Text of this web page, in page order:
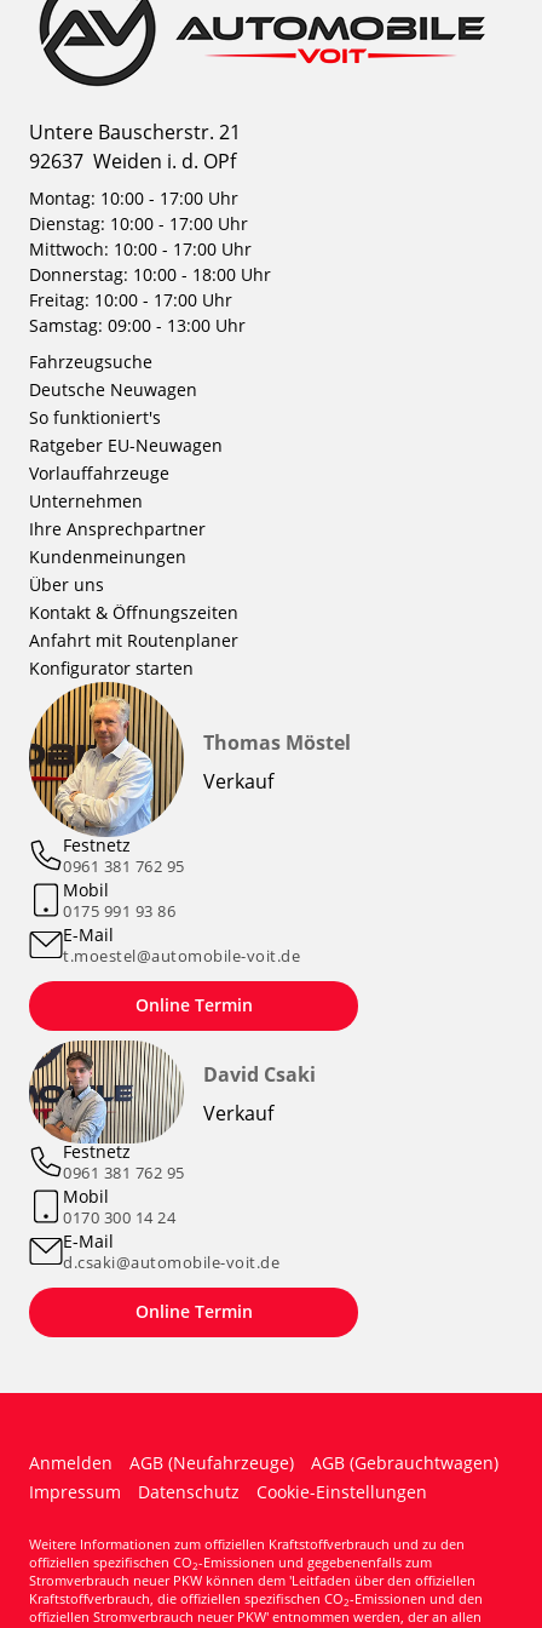
Untere Bauscherstr. 21
92637 Weiden i. d. OPf
Montag: 10:00 - 17:00 Uhr
Dienstag: 10:00 - 17:00 Uhr
Mittwoch: 10:00 - 17:00 Uhr
Donnerstag: 10:00 - 18:00 Uhr
Freitag: 10:00 - 17:00 Uhr
Samstag: 09:00 - 13:00 Uhr
Fahrzeugsuche
Deutsche Neuwagen
So funktioniert's
Ratgeber EU-Neuwagen
Vorlauffahrzeuge
Unternehmen
Ihre Ansprechpartner
Kundenmeinungen
Über uns
Kontakt & Öffnungszeiten
Anfahrt mit Routenplaner
Konfigurator starten
Thomas Möstel
Verkauf
Festnetz
0961 381 762 95
Mobil
0175 991 93 86
E-Mail
t.moestel@automobile-voit.de
Online Termin
David Csaki
Verkauf
Festnetz
0961 381 762 95
Mobil
0170 300 14 24
E-Mail
d.csaki@automobile-voit.de
Online Termin
Anmelden AGB (Neufahrzeuge)
AGB (Gebrauchtwagen)
Impressum
Datenschutz Cookie-Einstellungen
Weitere Informationen zum offiziellen Kraftstoffverbrauch und zu den
offiziellen spezifischen CO2-Emissionen und gegebenenfalls zum
Stromverbrauch neuer PKW können dem 'Leitfaden über den offiziellen
Kraftstoffverbrauch, die offiziellen spezifischen CO2-Emissionen und den
offiziellen Stromverbrauch neuer PKW' entnommen werden, der an allen